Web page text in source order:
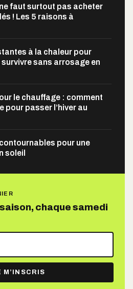
faut surtout pas acheter
! Les 5 raisons à
à la chaleur pour
sans arrosage en
le chauffage : comment
pour passer l’hiver au
pour une
soleil
chaque samedi
M’INSCRIS